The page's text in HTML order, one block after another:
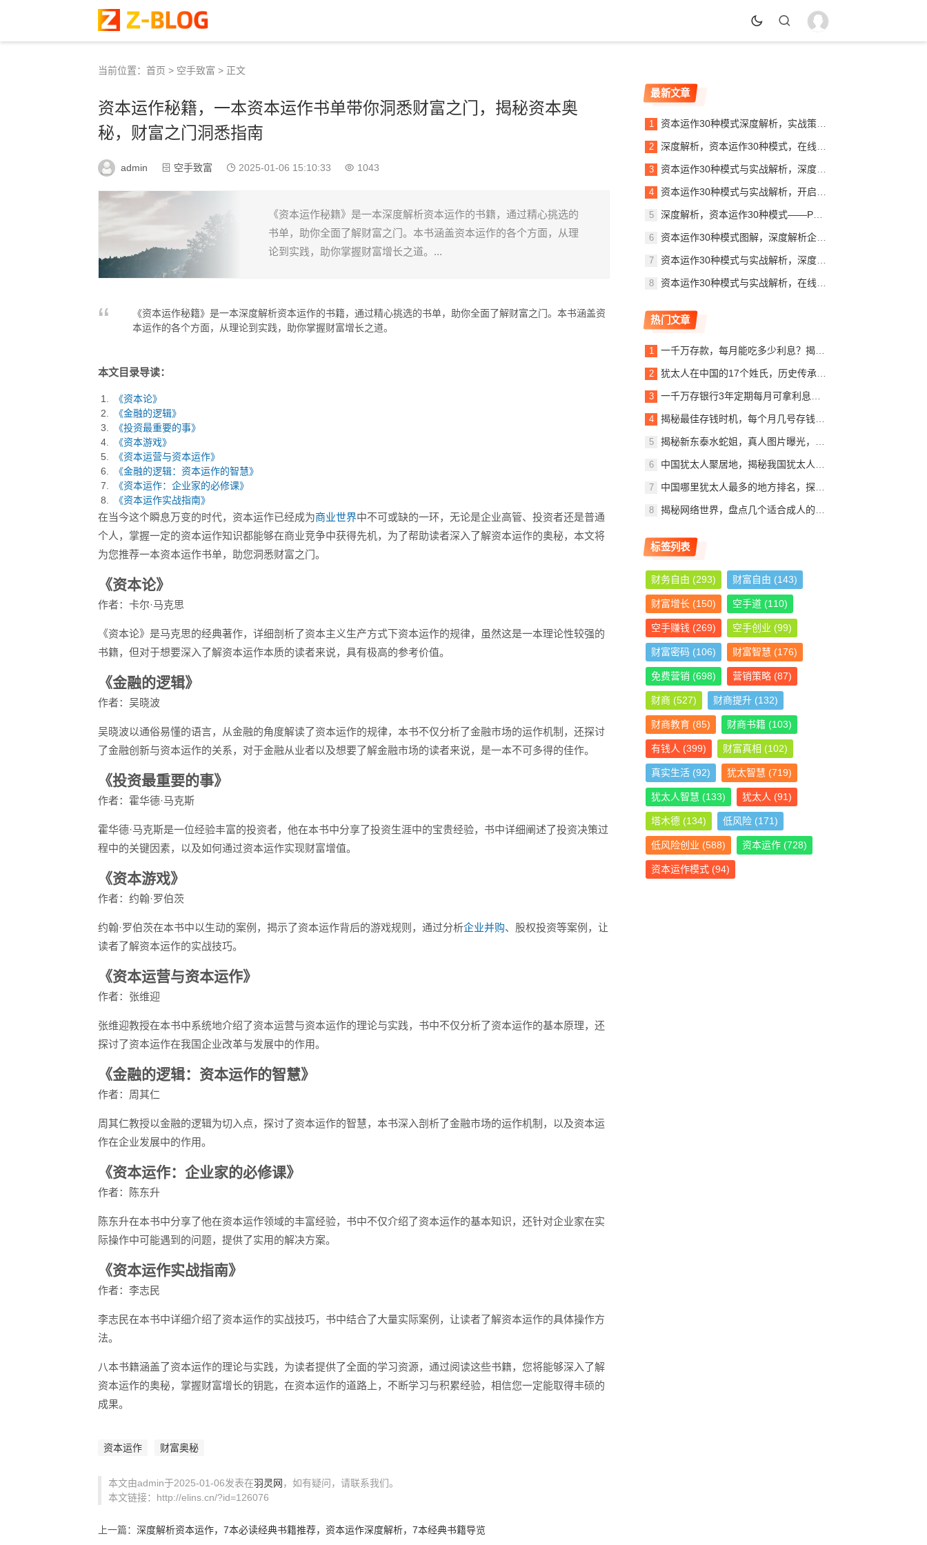
当前位置： 首页 > 空手致富 > 正文
资本运作秘籍，一本资本运作书单带你洞悉财富之门，揭秘资本奥
秘，财富之门洞悉指南
admin 空手致富 2025-01-06 15:10:33 1043
《资本运作秘籍》是一本深度解析资本运作的书籍，通过精心挑选的
书单，助你全面了解财富之门。本书涵盖资本运作的各个方面，从理
论到实践，助你掌握财富增长之道。...
《资本运作秘籍》是一本深度解析资本运作的书籍，通过精心挑选的书单，助你全面了解财富之门。本书涵盖资
本运作的各个方面，从理论到实践，助你掌握财富增长之道。
本文目录导读：
《资本论》
《金融的逻辑》
《投资最重要的事》
《资本游戏》
《资本运营与资本运作》
《金融的逻辑：资本运作的智慧》
《资本运作：企业家的必修课》
《资本运作实战指南》
在当今这个瞬息万变的时代，资本运作已经成为商业世界中不可或缺的一环，无论是企业高管、投资者还是普通
个人，掌握一定的资本运作知识都能够在商业竞争中获得先机，为了帮助读者深入了解资本运作的奥秘，本文将
为您推荐一本资本运作书单，助您洞悉财富之门。
《资本论》
作者：卡尔·马克思
《资本论》是马克思的经典著作，详细剖析了资本主义生产方式下资本运作的规律，虽然这是一本理论性较强的
书籍，但对于想要深入了解资本运作本质的读者来说，具有极高的参考价值。
《金融的逻辑》
作者：吴晓波
吴晓波以通俗易懂的语言，从金融的角度解读了资本运作的规律，本书不仅分析了金融市场的运作机制，还探讨
了金融创新与资本运作的关系，对于金融从业者以及想要了解金融市场的读者来说，是一本不可多得的佳作。
《投资最重要的事》
作者：霍华德·马克斯
霍华德·马克斯是一位经验丰富的投资者，他在本书中分享了投资生涯中的宝贵经验，书中详细阐述了投资决策过
程中的关键因素，以及如何通过资本运作实现财富增值。
《资本游戏》
作者：约翰·罗伯茨
约翰·罗伯茨在本书中以生动的案例，揭示了资本运作背后的游戏规则，通过分析企业并购、股权投资等案例，让
读者了解资本运作的实战技巧。
《资本运营与资本运作》
作者：张维迎
张维迎教授在本书中系统地介绍了资本运营与资本运作的理论与实践，书中不仅分析了资本运作的基本原理，还
探讨了资本运作在我国企业改革与发展中的作用。
《金融的逻辑：资本运作的智慧》
作者：周其仁
周其仁教授以金融的逻辑为切入点，探讨了资本运作的智慧，本书深入剖析了金融市场的运作机制，以及资本运
作在企业发展中的作用。
《资本运作：企业家的必修课》
作者：陈东升
陈东升在本书中分享了他在资本运作领域的丰富经验，书中不仅介绍了资本运作的基本知识，还针对企业家在实
际操作中可能遇到的问题，提供了实用的解决方案。
《资本运作实战指南》
作者：李志民
李志民在本书中详细介绍了资本运作的实战技巧，书中结合了大量实际案例，让读者了解资本运作的具体操作方
法。
八本书籍涵盖了资本运作的理论与实践，为读者提供了全面的学习资源，通过阅读这些书籍，您将能够深入了解
资本运作的奥秘，掌握财富增长的钥匙，在资本运作的道路上，不断学习与积累经验，相信您一定能取得丰硕的
成果。
资本运作 财富奥秘
本文由admin于2025-01-06发表在羽灵网 ，如有疑问，请联系我们。
本文链接：http://elins.cn/?id=126076
上一篇： 深度解析资本运作，7本必读经典书籍推荐，资本运作深度解析，7本经典书籍导览
最新文章
资本运作30种模式深度解析，实战策略与案例分析，资本运作30大模式揭秘，实战策略与案例精析
深度解析，资本运作30种模式，在线阅读指南助力企业腾飞，揭秘资本奥秘，30种资本运作模式深度解析指南
资本运作30种模式与实战解析，深度解读PDF秘籍，助你掌握财富增长之道，揭秘资本运作30大模式，实战解析PDF秘籍，财富增长之道全解析
资本运作30种模式与实战解析，开启财富之门，资本运作30大策略揭秘，实战解析，开启你的财富之门
深度解析，资本运作30种模式——PDF免费下载指南，揭秘资本运作30大模式，免费PDF下载指南
资本运作30种模式图解，深度解析企业财富增值的秘密武器，解码企业财富增值，资本运作30种模式深度解析图解
资本运作30种模式与实战解析，深度解读商业资本的奥秘，揭秘资本奥秘，30种资本运作模式实战解析
资本运作30种模式与实战解析，在线阅读，掌握财富密码！，揭秘财富密码，资本运作30种模式深度解析
热门文章
一千万存款，每月能吃多少利息？揭秘银行利息收入背后的秘密
犹太人在中国的17个姓氏，历史传承与文化交融，犹太人在中国的姓氏传承与文化交融概览
一千万存银行3年定期每月可拿利息多少？详解定期存款收益计算
揭秘最佳存钱时机，每个月几号存钱最划算？
揭秘新东泰水蛇姐，真人图片曝光，美貌与实力并存
中国犹太人聚居地，揭秘我国犹太人最多的城市，中国犹太人聚居地探秘，揭秘我国犹太人口最多的城市
中国哪里犹太人最多的地方排名，探寻东方的以色列社区，东方犹太人聚集地，中国犹太人数量最多地区揭秘
揭秘网络世界，盘点几个适合成人的优质网站推荐
标签列表
财务自由 (293) 财富自由 (143)
财富增长 (150) 空手道 (110)
空手赚钱 (269) 空手创业 (99)
财富密码 (106) 财富智慧 (176)
免费营销 (698) 营销策略 (87)
财商 (527) 财商提升 (132)
财商教育 (85) 财商书籍 (103)
有钱人 (399) 财富真相 (102)
真实生活 (92) 犹太智慧 (719)
犹太人智慧 (133) 犹太人 (91)
塔木德 (134) 低风险 (171)
低风险创业 (588) 资本运作 (728)
资本运作模式 (94)